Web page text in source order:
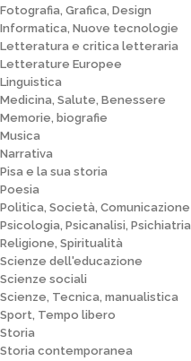
Fotografia, Grafica, Design
Informatica, Nuove tecnologie
Letteratura e critica letteraria
Letterature Europee
Linguistica
Medicina, Salute, Benessere
Memorie, biografie
Musica
Narrativa
Pisa e la sua storia
Poesia
Politica, Società, Comunicazione
Psicologia, Psicanalisi, Psichiatria
Religione, Spiritualità
Scienze dell'educazione
Scienze sociali
Scienze, Tecnica, manualistica
Sport, Tempo libero
Storia
Storia contemporanea